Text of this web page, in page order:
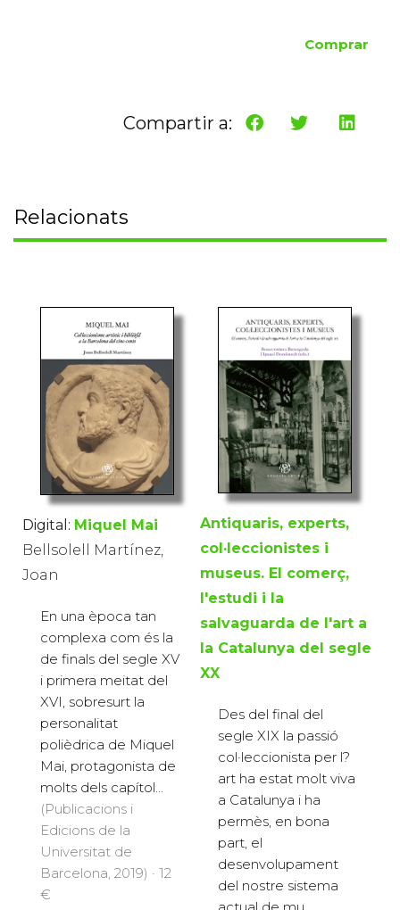
Comprar
Compartir a:
Relacionats
Digital: Miquel Mai
Bellsolell Martínez,
Joan
En una època tan
complexa com és la
de finals del segle XV
i primera meitat del
XVI, sobresurt la
personalitat
polièdrica de Miquel
Mai, protagonista de
molts dels capítol...
(Publicacions i
Edicions de la
Universitat de
Barcelona, 2019) · 12
€
Antiquaris, experts,
col·leccionistes i
museus. El comerç,
l'estudi i la
salvaguarda de l'art a
la Catalunya del segle
XX
Des del final del
segle XIX la passió
col·leccionista per l?
art ha estat molt viva
a Catalunya i ha
permès, en bona
part, el
desenvolupament
del nostre sistema